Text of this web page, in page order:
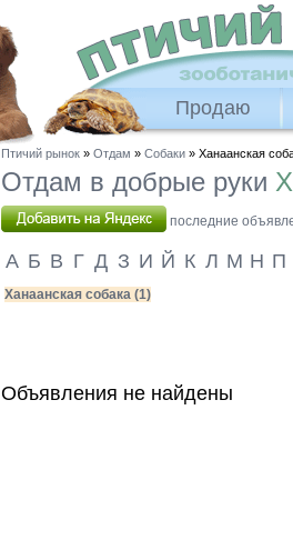
Продаю
Птичий рынок » Отдам » Собаки » Ханаанская
Отдам в добрые руки
последние
А Б В Г Д З И Й К Л М Н П
Ханаанская собака (1)
Объявления не найдены